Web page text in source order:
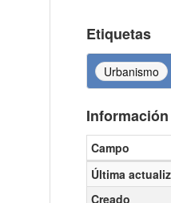
Etiquetas
Urbanismo
Información
Campo
Última
Creado